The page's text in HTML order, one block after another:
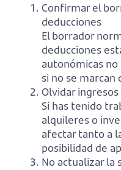
Confirmar el
deducciones
El borrador
deducciones
autonómicas
si no se marcan
Olvidar
Si has tenido
alquileres o
afectar tanto a
posibilidad de
No actualizar la